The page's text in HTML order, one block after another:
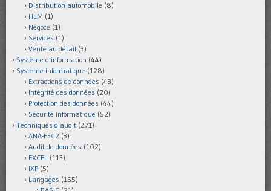
Distribution automobile (8)
HLM (1)
Négoce (1)
Services (1)
Vente au détail (3)
Système d'information (44)
Système informatique (128)
Extractions de données (43)
Intégrité des données (20)
Protection des données (44)
Sécurité informatique (52)
Techniques d'audit (271)
ANA-FEC2 (3)
Audit de données (102)
EXCEL (113)
IXP (5)
Langages (155)